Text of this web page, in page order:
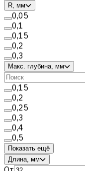
R, мм
0,05
0,1
0,15
0,2
0,3
Макс. глубина, мм
0,15
0,2
0,25
0,3
0,4
0,5
Показать ещё
Длина, мм